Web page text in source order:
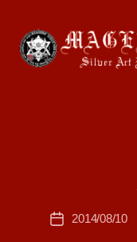
投
2014/08/10